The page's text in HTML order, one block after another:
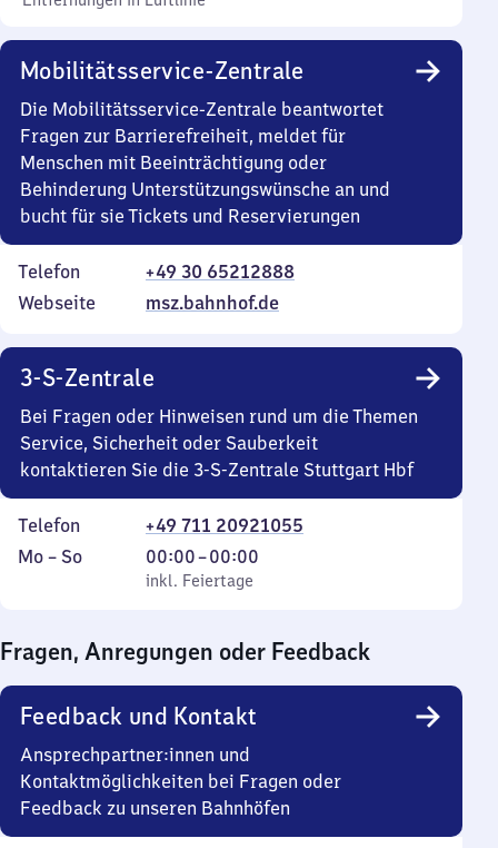
Mobilitätsservice-Zentrale
Die Mobilitätsservice-Zentrale beantwortet
Fragen zur Barrierefreiheit, meldet für
Menschen mit Beeinträchtigung oder
Behinderung Unterstützungswünsche an und
bucht für sie Tickets und Reservierungen
Telefon
+49 30 65212888
Webseite
msz.bahnhof.de
3-S-Zentrale
Bei Fragen oder Hinweisen rund um die Themen
Service, Sicherheit oder Sauberkeit
kontaktieren Sie die 3-S-Zentrale Stuttgart Hbf
Telefon
+49 711 20921055
Montag
Mo – So,
inkl. Feiertage
00:00–00:00
Von
0
0
Uhr
inkl. Feiertage
Fragen, Anregungen oder Feedback
Feedback und Kontakt
Ansprechpartner:innen und
Kontaktmöglichkeiten bei Fragen oder
Feedback zu unseren Bahnhöfen